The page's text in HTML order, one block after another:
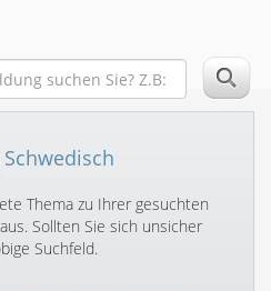
Thema zu Ihrer gesuchten
Sollten Sie sich unsicher
Suchfeld.